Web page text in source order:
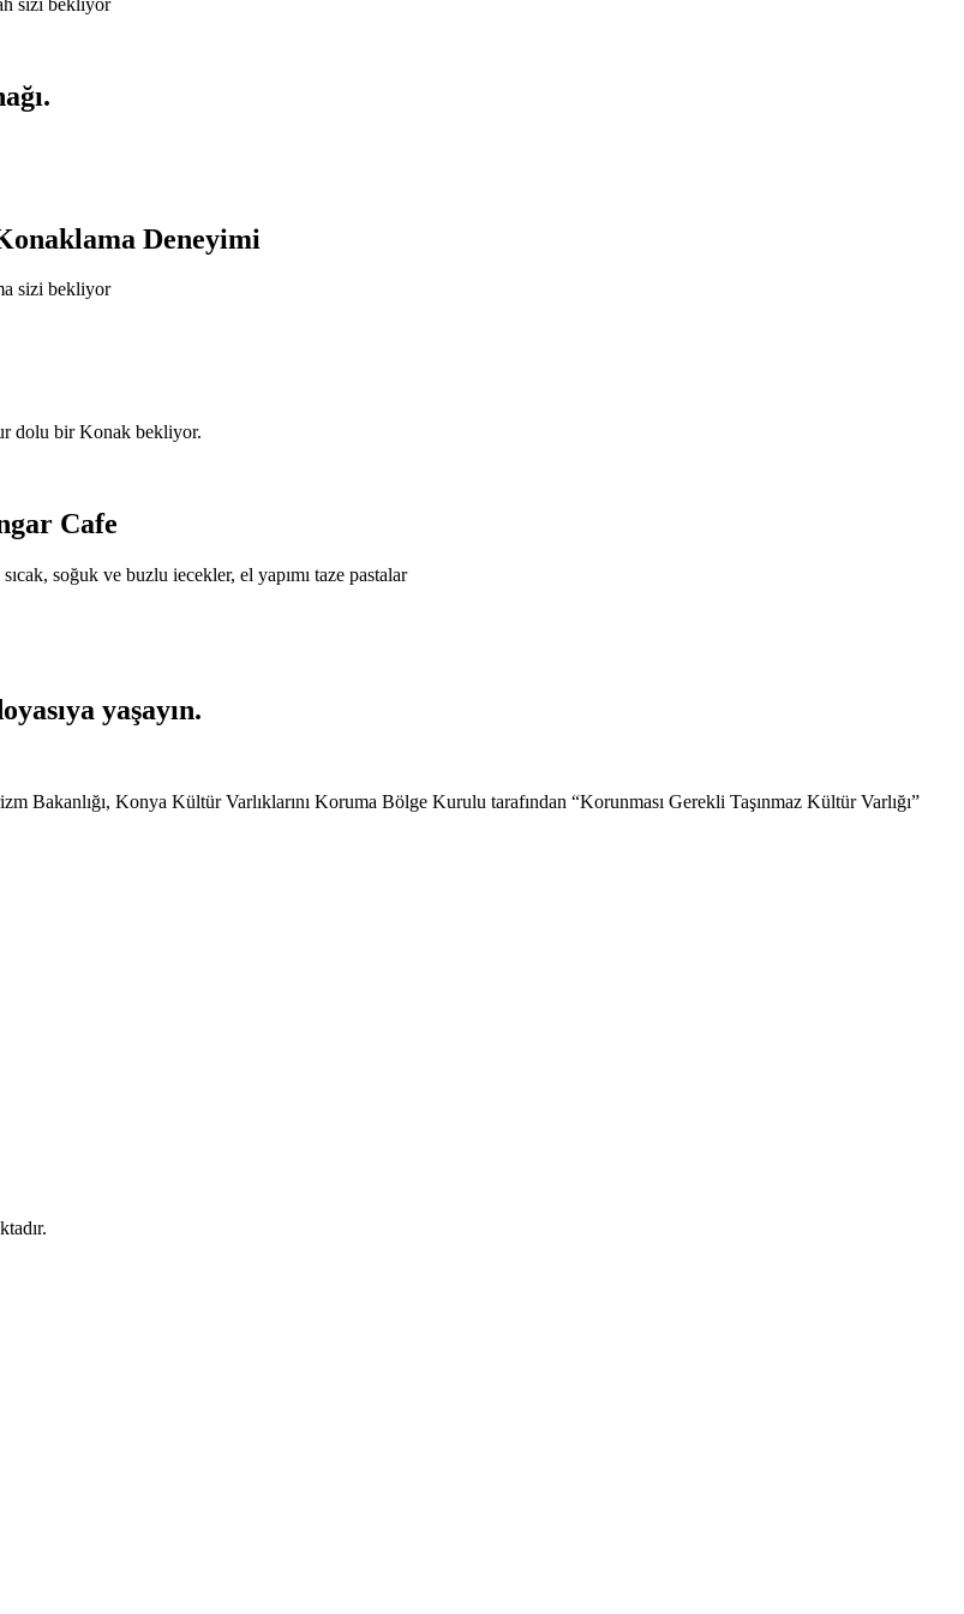
Deneyimi
sizi bekliyor
dolu bir Konak bekliyor.
Cafe
soğuk ve buzlu iecekler, el yapımı taze pastalar
yaşayın.
Bakanlığı, Konya Kültür Varlıklarını Koruma Bölge Kurulu tarafından “Korunması Gerekli Taşınmaz Kültür Varlığı”